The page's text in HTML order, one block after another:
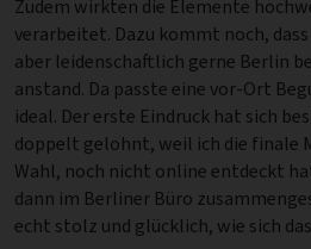
Zudem wirkten die Elemente
verarbeitet. Dazu kommt noch,
aber leidenschaftlich gerne Berlin
anstand. Da passte eine vor-Ort
ideal. Der erste Eindruck hat sich
doppelt gelohnt, weil ich die finale
Wahl, noch nicht online entdeckt
dann im Berliner Büro
echt stolz und glücklich, wie sich